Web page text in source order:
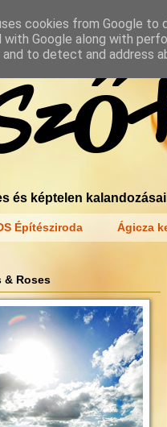
és képtelen
Építésziroda Ágicza
& Roses
cookies from Google to
with Google along with
to detect and address